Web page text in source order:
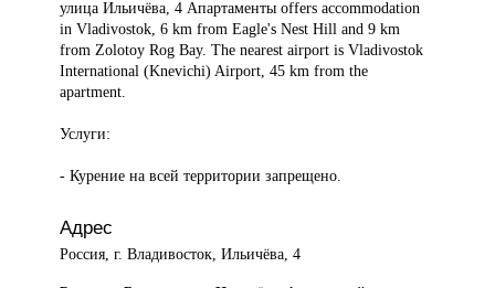
улица Ильичёва,4 Апартаменты offers accommodation
in Vladivostok, 6 km from Eagle's Nest Hill and 9 km
from Zolotoy Rog Bay. The nearest airport is Vladivostok
International (Knevichi) Airport, 45 km from the
apartment.
Услуги:
- Курение на всей территории запрещено.
Адрес
Россия, г. Владивосток, Ильичёва, 4